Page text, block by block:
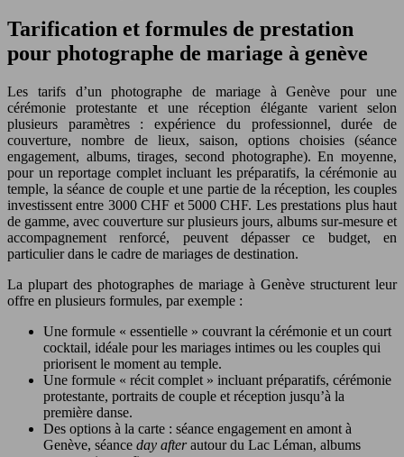
Tarification et formules de prestation
pour photographe de mariage à genève
Les tarifs d’un photographe de mariage à Genève pour une
cérémonie protestante et une réception élégante varient selon
plusieurs paramètres : expérience du professionnel, durée de
couverture, nombre de lieux, saison, options choisies (séance
engagement, albums, tirages, second photographe). En moyenne,
pour un reportage complet incluant les préparatifs, la cérémonie au
temple, la séance de couple et une partie de la réception, les couples
investissent entre 3000 CHF et 5000 CHF. Les prestations plus haut
de gamme, avec couverture sur plusieurs jours, albums sur-mesure et
accompagnement renforcé, peuvent dépasser ce budget, en
particulier dans le cadre de mariages de destination.
La plupart des photographes de mariage à Genève structurent leur
offre en plusieurs formules, par exemple :
Une formule « essentielle » couvrant la cérémonie et un court
cocktail, idéale pour les mariages intimes ou les couples qui
priorisent le moment au temple.
Une formule « récit complet » incluant préparatifs, cérémonie
protestante, portraits de couple et réception jusqu’à la
première danse.
Des options à la carte : séance engagement en amont à
Genève, séance day afterautour du Lac Léman, albums